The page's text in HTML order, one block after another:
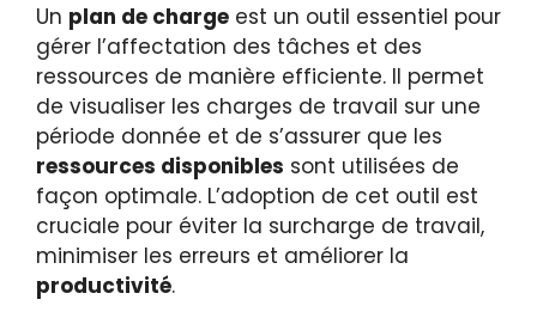
Un plan de charge est un outil essentiel pour
gérer l’affectation des tâches et des
ressources de manière efficiente. Il permet
de visualiser les charges de travail sur une
période donnée et de s’assurer que les
ressources disponibles sont utilisées de
façon optimale. L’adoption de cet outil est
cruciale pour éviter la surcharge de travail,
minimiser les erreurs et améliorer la
productivité.